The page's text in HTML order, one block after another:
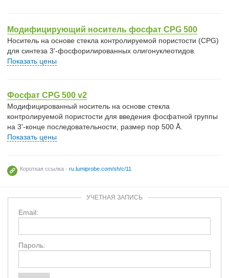
Модифицирующий носитель фосфат CPG 500
Носитель на основе стекла контролируемой пористости (CPG)
для синтеза 3'-фосфорилированных олигонуклеотидов.
Показать цены
Фосфат CPG 500 v2
Модифицированный носитель на основе стекла
контролируемой пористости для введения фосфатной группы
на 3'-конце последовательности, размер пор 500 Å.
Показать цены
Короткая ссылка - ru.lumiprobe.com/sh/c/11
УЧЕТНАЯ ЗАПИСЬ
Email:
Пароль: